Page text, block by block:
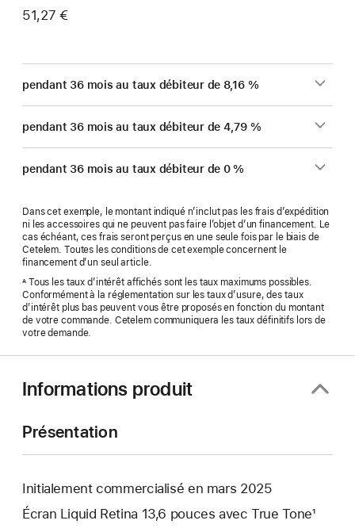
51,27 €
pendant 36 mois au taux débiteur de 8,16 %
pendant 36 mois au taux débiteur de 4,79 %
pendant 36 mois au taux débiteur de 0 %
Dans cet exemple, le montant indiqué n’inclut pas les frais d’expédition
ni les accessoires qui ne peuvent pas faire l’objet d’un financement. Le
cas échéant, ces frais seront perçus en une seule fois par le biais de
Cetelem. Toutes les conditions de cet exemple concernent le
financement d’un seul article.
ATous les taux d’intérêt affichés sont les taux maximums possibles.
Conformément à la réglementation sur les taux d’usure, des taux
d’intérêt plus bas peuvent vous être proposés en fonction du montant
de votre commande. Cetelem communiquera les taux définitifs lors de
votre demande.
Informations produit
Présentation
Initialement commercialisé en mars 2025
Écran Liquid Retina 13,6 pouces avec True Tone¹